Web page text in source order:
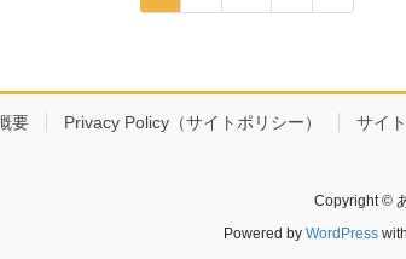
定
定
ジ
定
要 Privacy Policy（サイトポリシー） サイ
Copyright ©
Powered by WordPresswith